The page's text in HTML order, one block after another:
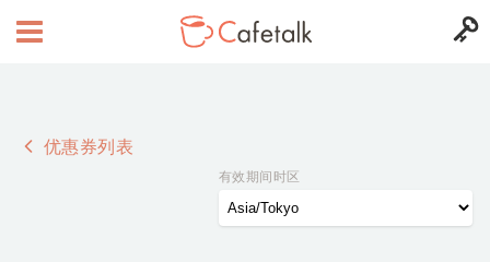
优惠券列表
有效期间时区